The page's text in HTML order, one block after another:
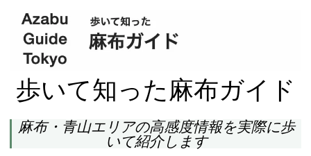
歩いて知った麻布ガイド
麻布・青山エリアの高感度情報を実際に歩
いて紹介します